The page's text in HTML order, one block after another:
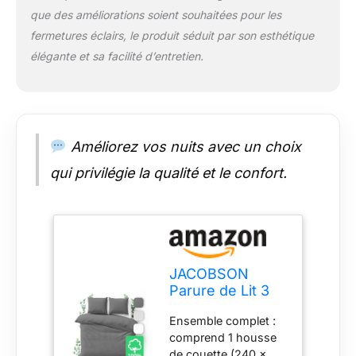
sommeil sain.
que des améliorations soient souhaitées pour les
fermetures éclairs, le produit séduit par son esthétique
élégante et sa facilité d’entretien.
Améliorez vos nuits avec un choix
qui privilégie la qualité et le confort.
JACOBSON
Parure de Lit 3
Percale 100%
Coton - Housse
Ensemble complet :
comprend 1 housse